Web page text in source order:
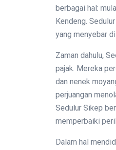
berbagai hal:
Kendeng.
yang menyebar
Zaman dahulu,
pajak. Mereka
dan nenek
perjuangan
Sedulur Sikep
memperbaiki
Dalam hal